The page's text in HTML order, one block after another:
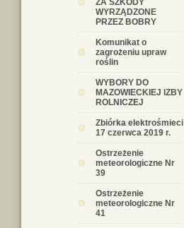
ZA SZKODY
WYRZĄDZONE
PRZEZ BOBRY
Komunikat o
zagrożeniu upraw
roślin
WYBORY DO
MAZOWIECKIEJ IZBY
ROLNICZEJ
Zbiórka elektrośmieci
17 czerwca 2019 r.
Ostrzeżenie
meteorologiczne Nr
39
Ostrzeżenie
meteorologiczne Nr
41